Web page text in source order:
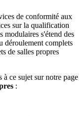
de conformité aux
sur la qualification
modulaires s'étend des
déroulement complets
de salles propres
ce sujet sur notre page
: